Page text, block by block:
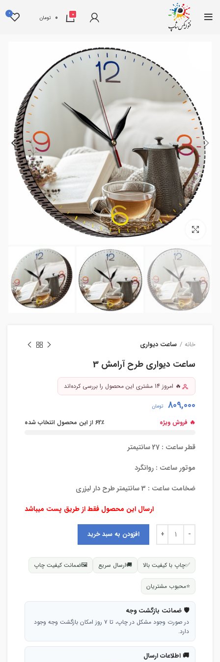
0
0 تومان
0
بزرگنمایی تصویر
خانه ساعت دیواری
ساعت دیواری طرح آرامش 3
🔥 امروز 14 مشتری این محصول را بررسی کرده‌اند
809,000 تومان
🔥 فروش ویژه 62٪ از این محصول انتخاب شده
قطر ساعت : 27 سانتیمتر
موتور ساعت : روانگرد
ضخامت ساعت : 3 سانتیمتر طرح دار لیزری
ارسال این محصول فقط از طریق پست میباشد
افزودن به سبد خرید
✅چاپ با کیفیت بالا 🚚ارسال سریع 🖼ضمانت کیفیت چاپ
⭐محبوب مشتریان
🛡 ضمانت بازگشت وجه
در صورت وجود مشکل در چاپ، تا ۷ روز امکان بازگشت وجه وجود
دارد.
🚚 اطلاعات ارسال